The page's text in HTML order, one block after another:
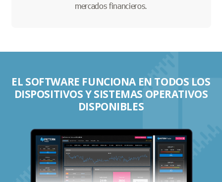
mercados financieros.
EL SOFTWARE FUNCIONA EN TODOS LOS
DISPOSITIVOS Y SISTEMAS OPERATIVOS
DISPONIBLES